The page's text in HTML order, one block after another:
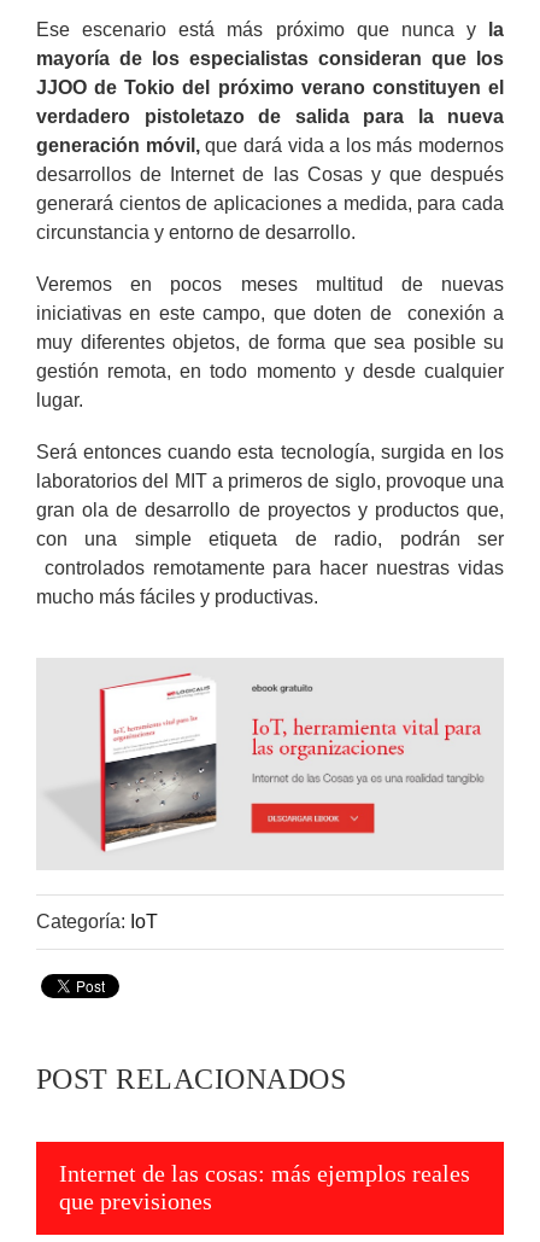
Ese escenario está más próximo que nunca y
la
mayoría de los especialistas consideran que los
JJOO de Tokio del próximo verano constituyen el
verdadero pistoletazo de salida para la nueva
generación móvil,que dará vida a los más modernos
desarrollos de Internet de las Cosas y que después
generará cientos de aplicaciones a medida, para cada
circunstancia y entorno de desarrollo.
Veremos en pocos meses multitud de nuevas
iniciativas en este campo, que doten de conexión a
muy diferentes objetos, de forma que sea posible su
gestión remota, en todo momento y desde cualquier
lugar.
Será entonces cuando esta tecnología, surgida en los
laboratorios del MIT a primeros de siglo, provoque una
gran ola de desarrollo de proyectos y productos que,
con una simple etiqueta de radio, podrán ser
controlados remotamente para hacer nuestras vidas
mucho más fáciles y productivas.
Categoría: IoT
POST RELACIONADOS
Internet de las cosas: más ejemplos reales
que previsiones